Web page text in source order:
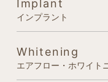
Implant
インプラント
Whitening
エアフロー・ホワイト